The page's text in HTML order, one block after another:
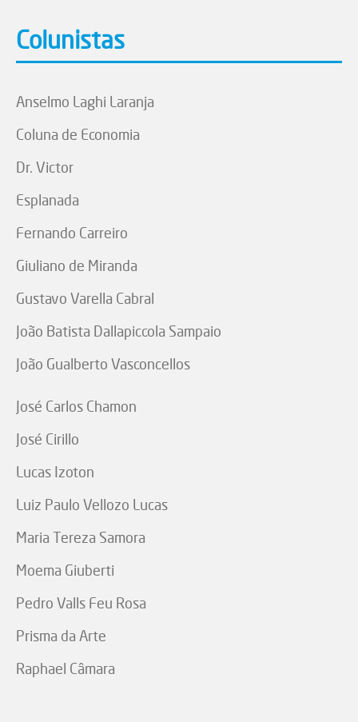
Colunistas
Anselmo Laghi Laranja
Coluna de Economia
Dr. Victor
Esplanada
Fernando Carreiro
Giuliano de Miranda
Gustavo Varella Cabral
João Batista Dallapiccola Sampaio
João Gualberto Vasconcellos
José Carlos Chamon
José Cirillo
Lucas Izoton
Luiz Paulo Vellozo Lucas
Maria Tereza Samora
Moema Giuberti
Pedro Valls Feu Rosa
Prisma da Arte
Raphael Câmara